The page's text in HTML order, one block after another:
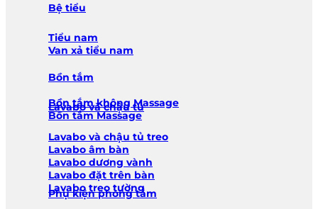
Bệ tiểu
Tiểu nam
Van xả tiểu nam
Bồn tắm
Bồn tắm không Massage
Bồn tắm Massage
Lavabo và chậu tủ
Lavabo và chậu tủ treo
Lavabo âm bàn
Lavabo dương vành
Lavabo đặt trên bàn
Lavabo treo tường
Phụ kiện phòng tắm